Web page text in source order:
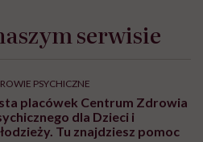
serwisie
PSYCHICZNE
placówek Centrum Zdrowia
dla Dzieci i
Tu znajdziesz pomoc